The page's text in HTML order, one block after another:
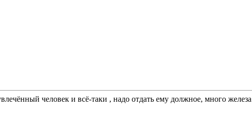
человек и всё-таки , надо отдать ему должное, много